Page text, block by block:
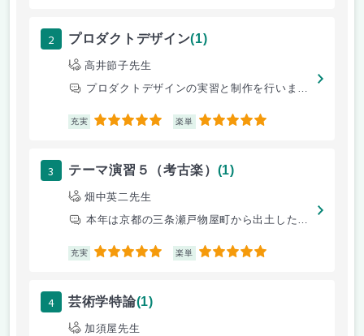
2 プロダクトデザイン(1)
高井節子先生
プロダクトデザインの実習と制作を行います。
充実 5 楽単 5
3 テーマ演習５（考古楽） (1)
畑中英二先生
本年は京都の三条瀬戸物屋町から出土した桃山陶器を実見することから生まれ
充実 5 楽単 5
4 芸術学特論(1)
加須屋先生